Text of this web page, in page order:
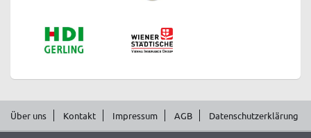
Über uns Kontakt Impressum AGB Datenschutzerklärung